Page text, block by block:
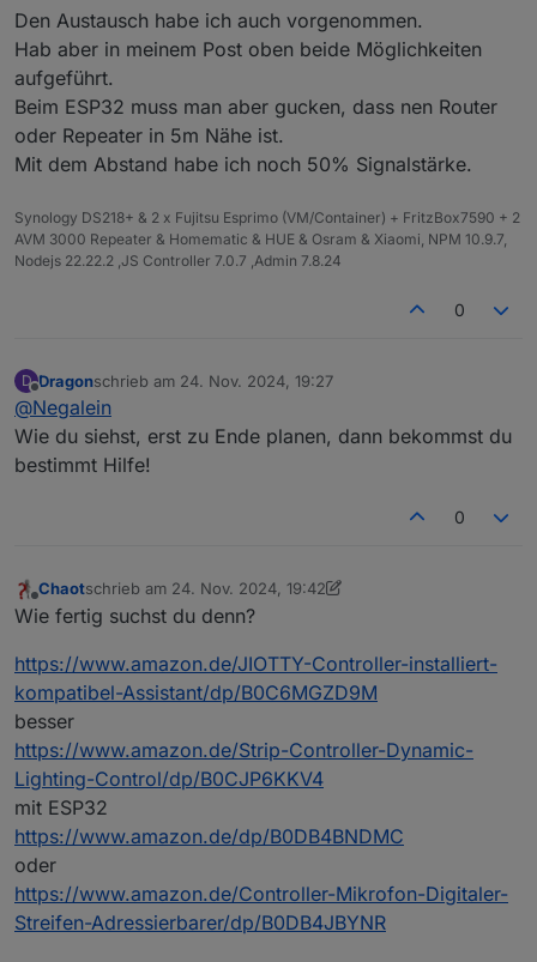
Fürs Auge und Sicherheit muss man definitiv
vorher planen , wo die Einspeisegeräte
Platz finden.
Löten und programmieren ist das eine, aber
am Anfang und eventuell dann auch am Ende
des Stripes das vernünftig (unsichtbar) dann
Mit ESP8266 habe ich keine guten erfahrungen
Da gab's Probleme mit der WLAN-Stabilität. Ich hab
dann war es gut.
Den Austausch habe ich auch vorgenommen.
Hab aber in meinem Post oben beide Möglichkeiten
aufgeführt.
Beim ESP32 muss man aber gucken, dass nen Router
oder Repeater in 5m Nähe ist.
Mit dem Abstand habe ich noch 50% Signalstärke.
Synology DS218+ & 2 x Fujitsu Esprimo (VM/Container) + FritzBox7590 + 2
AVM 3000 Repeater & Homematic & HUE & Osram & Xiaomi, NPM 10.9.7,
Nodejs 22.22.2 ,JS Controller 7.0.7 ,Admin 7.8.24
0
D
Offline
Dragonschrieb am 24. Nov. 2024, 19:27
zuletzt editiert von
@Negalein
Wie du siehst, erst zu Ende planen, dann bekommst du
bestimmt Hilfe!
0
Offline
Chaotschrieb am 24. Nov. 2024, 19:42
zuletzt editiert von Chaot
Wie fertig suchst du denn?
https://www.amazon.de/JIOTTY-Controller-installiert-
kompatibel-Assistant/dp/B0C6MGZD9M
besser
https://www.amazon.de/Strip-Controller-Dynamic-
Lighting-Control/dp/B0CJP6KKV4
mit ESP32
https://www.amazon.de/dp/B0DB4BNDMC
oder
https://www.amazon.de/Controller-Mikrofon-Digitaler-
Streifen-Adressierbarer/dp/B0DB4JBYNR